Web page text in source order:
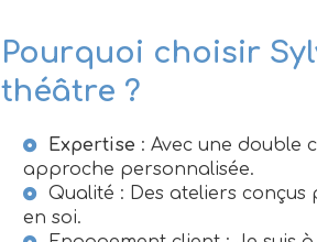
Pourquoi choisir
théâtre ?
Expertise : Avec une double
approche personnalisée.
Qualité : Des ateliers
en soi.